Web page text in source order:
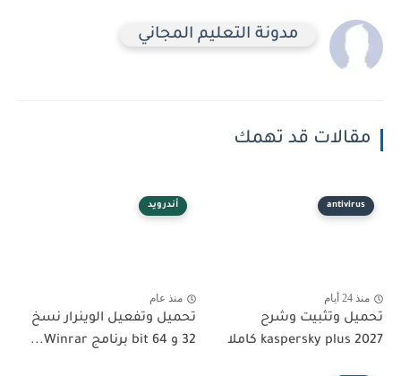
مدونة التعليم المجاني
مقالات قد تهمك
antivirus
منذ 24 أيام
تحميل وتثبيت وشرح
kaspersky plus 2027 كاملا
أندرويد
منذ عام
تحميل وتفعيل الوينرار نسخ
32 و 64 bit برنامج Winrar...